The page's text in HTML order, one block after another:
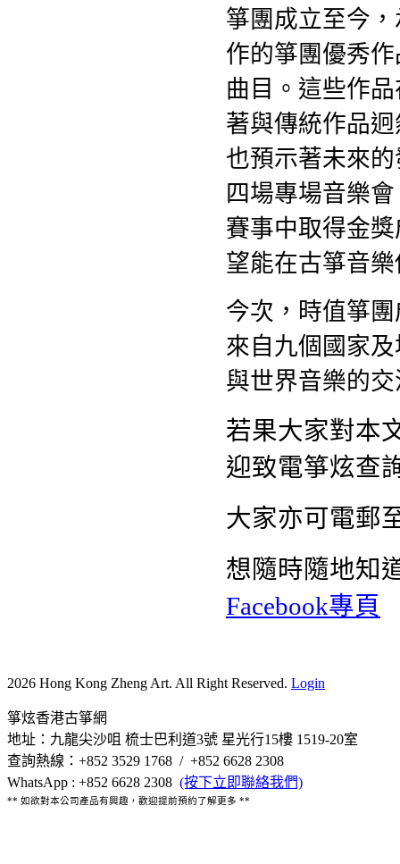
箏團成立至今
作的箏團優秀
曲目。這些作
著與傳統作品
也預示著未來
四場專場音樂
賽事中取得金
望能在古箏音
今次，時值箏
來自九個國家
與世界音樂的
若果大家對本
迎致電箏炫查
大家亦可電郵
想隨時隨地知
Facebook專頁
2026 Hong Kong Zheng Art. All Right Reserved. Login
箏炫香港古箏網
地址：九龍尖沙咀 梳士巴利道3號 星光行15樓 1519-20室
查詢熱線：+852 3529 1768 / +852 6628 2308
WhatsApp : +852 6628 2308 (按下立即聯絡我們)
** 如欲對本公司產品有興趣，歡迎提前預約了解更多 **